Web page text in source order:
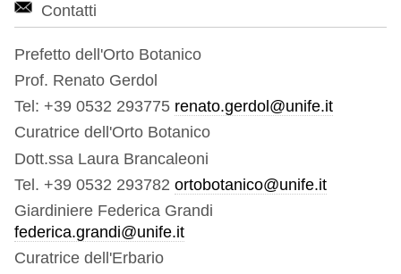
Contatti
Prefetto dell'Orto Botanico
Prof. Renato Gerdol
Tel: +39 0532 293775 renato.gerdol@unife.it
Curatrice dell'Orto Botanico
Dott.ssa Laura Brancaleoni
Tel. +39 0532 293782 ortobotanico@unife.it
Giardiniere Federica Grandi
federica.grandi@unife.it
Curatrice dell'Erbario